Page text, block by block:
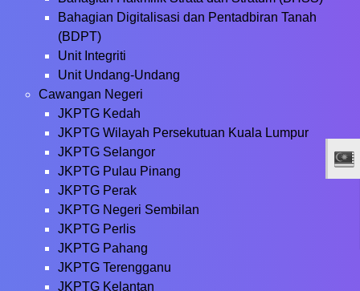
Bahagian Digitalisasi dan Pentadbiran Tanah
(BDPT)
Unit Integriti
Unit Undang-Undang
Cawangan Negeri
JKPTG Kedah
JKPTG Wilayah Persekutuan Kuala Lumpur
JKPTG Selangor
JKPTG Pulau Pinang
JKPTG Perak
JKPTG Negeri Sembilan
JKPTG Perlis
JKPTG Pahang
JKPTG Terengganu
JKPTG Kelantan